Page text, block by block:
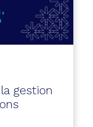
gestion